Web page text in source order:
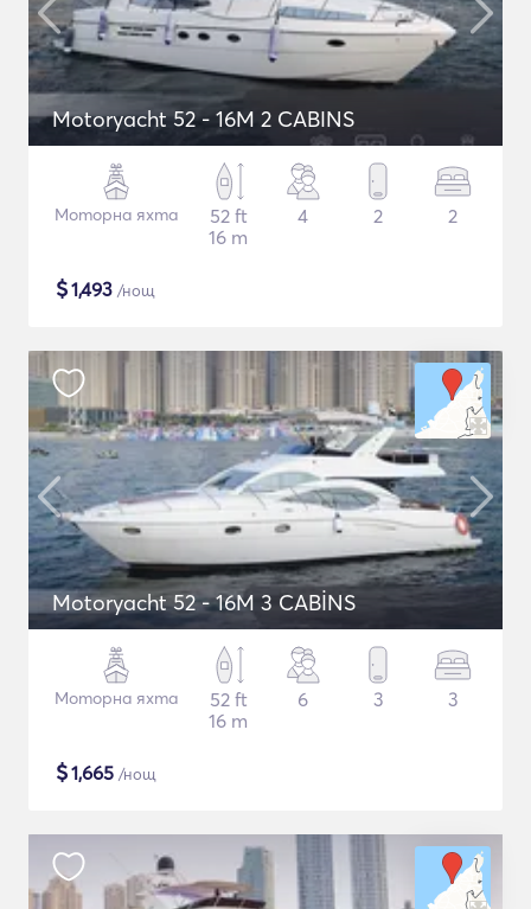
Motoryacht 52 - 16M 2 CABINS
Моторна яхта
52 ft
16 m
4 2 2
$1,493 /нощ
Motoryacht 52 - 16M 3 CABİNS
Моторна яхта
52 ft
16 m
6 3 3
$1,665 /нощ